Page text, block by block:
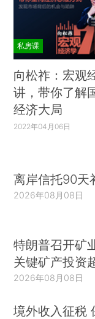
私房课
向松祚：宏观
讲，带你了解
经济大局
2022年04月06日
离岸信托90天
2026年08月08日
特朗普召开矿
关键矿产投资
2026年08月08日
境外收入征税